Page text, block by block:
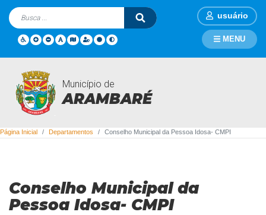
usuário
Município de
ARAMBARÉ
MENU
Departamentos
Página Inicial Departamentos Conselho Municipal da Pessoa Idosa- CMPI
Conselho Municipal da
Pessoa Idosa- CMPI